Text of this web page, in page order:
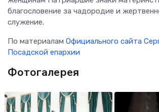
благословение за чадородие и
служение.
По материалам Официального сайта
Посадской епархии
Фотогалерея